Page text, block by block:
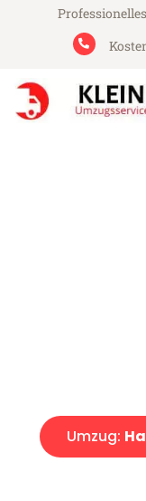
Umzug: